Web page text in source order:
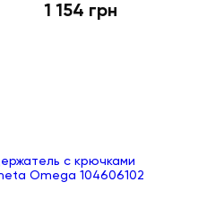
1 154 грн